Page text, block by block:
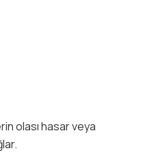
olası hasar veya